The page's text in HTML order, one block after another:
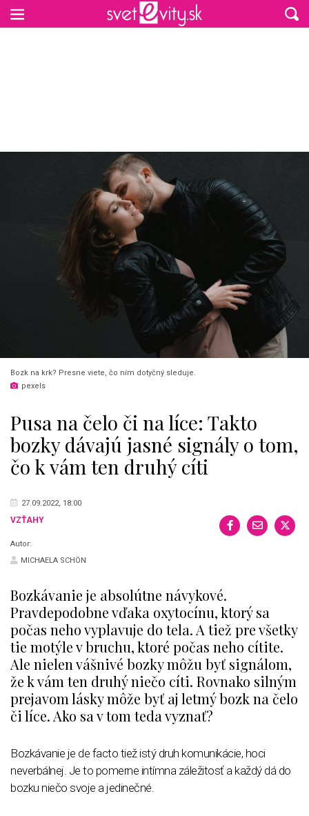
Bozk na krk? Presne viete, čo ním dotyčný sleduje.
pexels
Pusa na čelo či na líce: Takto
bozky dávajú jasné signály o tom,
čo k vám ten druhý cíti
27.09.2022, 18:00
VZŤAHY
Autor:
MICHAELA SCHÖN
Bozkávanie je absolútne návykové.
Pravdepodobne vďaka oxytocínu, ktorý sa
počas neho vyplavuje do tela. A tiež pre všetky
tie motýle v bruchu, ktoré počas neho cítite.
Ale nielen vášnivé bozky môžu byť signálom,
že k vám ten druhý niečo cíti. Rovnako silným
prejavom lásky môže byť aj letmý bozk na čelo
či líce. Ako sa v tom teda vyznať?
Bozkávanie je de facto tiež istý druh komunikácie, hoci
neverbálnej. Je to pomerne intímna záležitosť a každý dá do
bozku niečo svoje a jedinečné.